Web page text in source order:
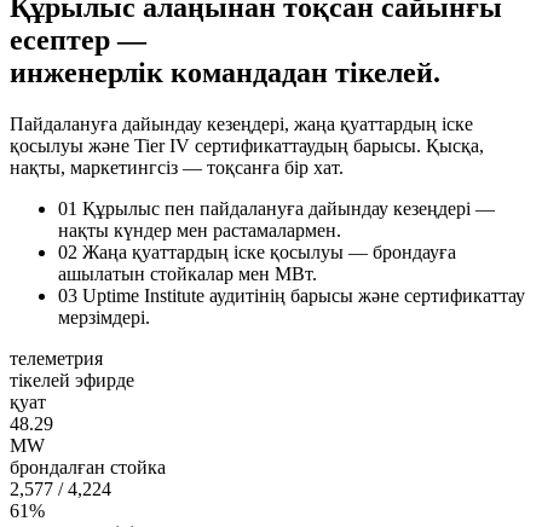
Құрылыс алаңынан тоқсан сайынғы
есептер —
инженерлік командадан тікелей.
Пайдалануға дайындау кезеңдері, жаңа қуаттардың іске
қосылуы және Tier IV сертификаттаудың барысы. Қысқа,
нақты, маркетингсіз — тоқсанға бір хат.
01 Құрылыс пен пайдалануға дайындау кезеңдері —
нақты күндер мен растамалармен.
02 Жаңа қуаттардың іске қосылуы — брондауға
ашылатын стойкалар мен МВт.
03 Uptime Institute аудитінің барысы және сертификаттау
мерзімдері.
телеметрия
тікелей эфирде
қуат
48.29
MW
брондалған стойка
2,577 / 4,224
61%